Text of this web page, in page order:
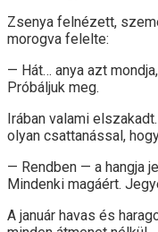
Zsenya felnézett,
morogva felelte:
— Hát… anya azt
Próbáljuk meg.
Irában valami
olyan csattanással,
— Rendben — a hangja
Mindenki magáért.
A január havas és